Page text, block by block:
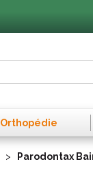
Orthopédie
Parodontax